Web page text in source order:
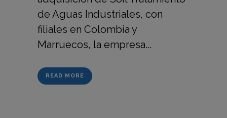
de Aguas Industriales, con
filiales en Colombia y
Marruecos, la empresa...
READ MORE